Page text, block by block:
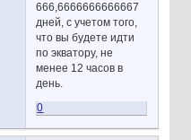
666,6666666666667
дней, с учетом того,
что вы будете идти
по экватору, не
менее 12 часов в
день.
0